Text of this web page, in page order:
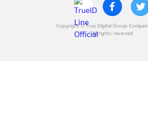
Copyright © True Digital Group
All rights reserved